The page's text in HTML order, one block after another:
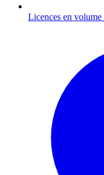
Licences en volume